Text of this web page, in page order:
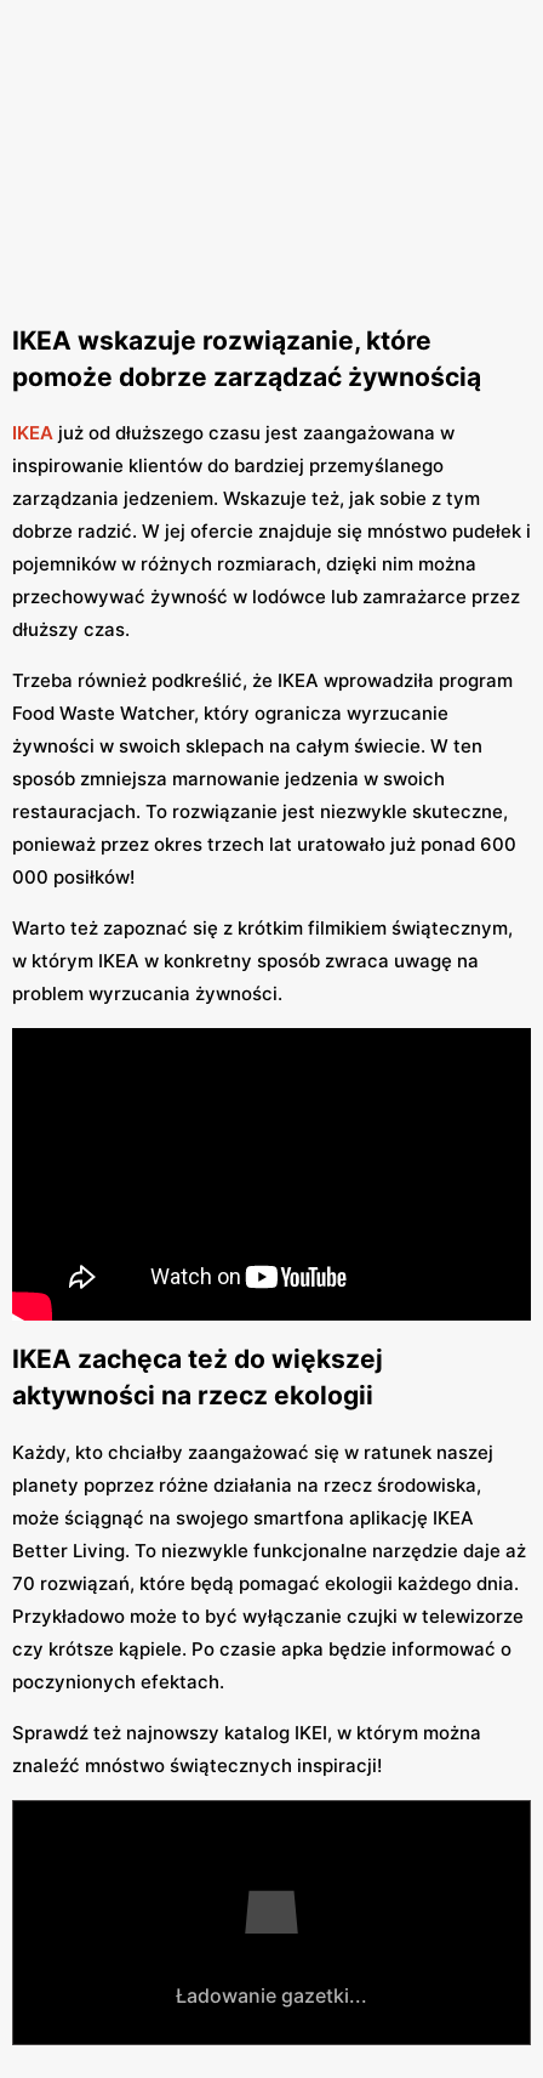
IKEA wskazuje rozwiązanie, które
pomoże dobrze zarządzać żywnością
IKEA już od dłuższego czasu jest zaangażowana w
inspirowanie klientów do bardziej przemyślanego
zarządzania jedzeniem. Wskazuje też, jak sobie z tym
dobrze radzić. W jej ofercie znajduje się mnóstwo pudełek i
pojemników w różnych rozmiarach, dzięki nim można
przechowywać żywność w lodówce lub zamrażarce przez
dłuższy czas.
Trzeba również podkreślić, że IKEA wprowadziła program
Food Waste Watcher, który ogranicza wyrzucanie
żywności w swoich sklepach na całym świecie. W ten
sposób zmniejsza marnowanie jedzenia w swoich
restauracjach. To rozwiązanie jest niezwykle skuteczne,
ponieważ przez okres trzech lat uratowało już ponad 600
000 posiłków!
Warto też zapoznać się z krótkim filmikiem świątecznym,
w którym IKEA w konkretny sposób zwraca uwagę na
problem wyrzucania żywności.
IKEA zachęca też do większej
aktywności na rzecz ekologii
Każdy, kto chciałby zaangażować się w ratunek naszej
planety poprzez różne działania na rzecz środowiska,
może ściągnąć na swojego smartfona aplikację IKEA
Better Living. To niezwykle funkcjonalne narzędzie daje aż
70 rozwiązań, które będą pomagać ekologii każdego dnia.
Przykładowo może to być wyłączanie czujki w telewizorze
czy krótsze kąpiele. Po czasie apka będzie informować o
poczynionych efektach.
Sprawdź też najnowszy katalog IKEI, w którym można
znaleźć mnóstwo świątecznych inspiracji!
Ładowanie gazetki...